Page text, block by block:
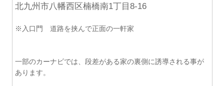
北九州市八幡西区楠橋南1丁目8-16
※入口門 道路を挟んで正面の一軒家
一部のカーナビでは、段差がある家の裏側に誘導される事が
あります。